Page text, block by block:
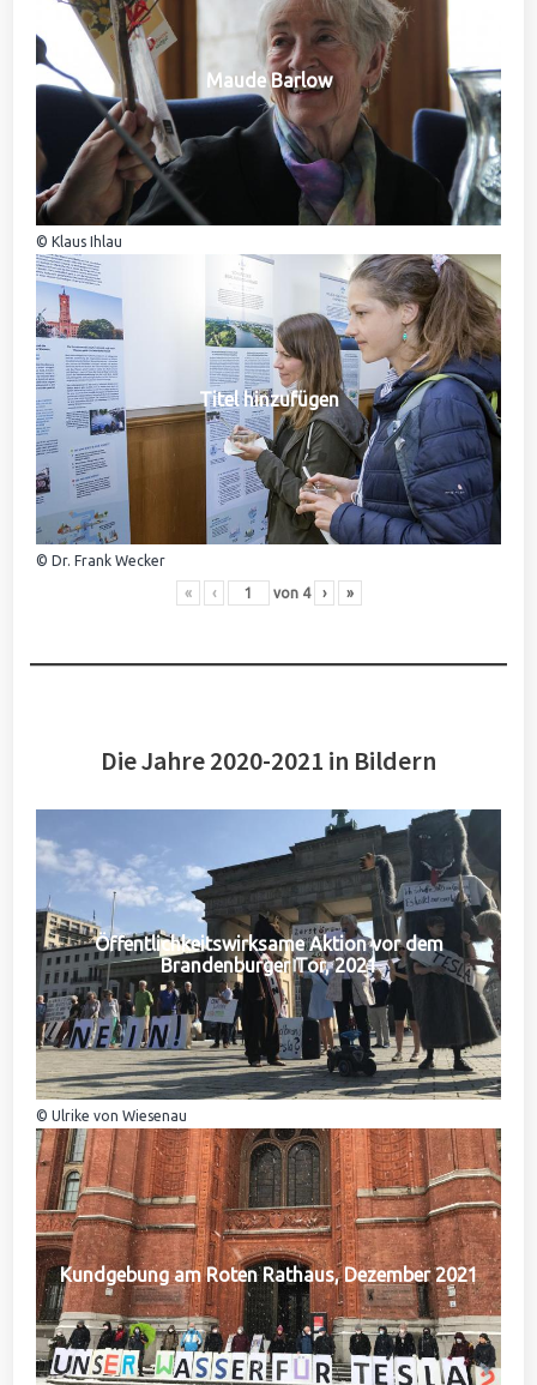
Maude Barlow
© Klaus Ihlau
Titel hinzufügen
© Dr. Frank Wecker
« ‹ von 4 › »
Die Jahre 2020-2021 in Bildern
Öffentlichkeitswirksame Aktion vor dem
Brandenburger Tor, 2021
© Ulrike von Wiesenau
Kundgebung am Roten Rathaus, Dezember 2021